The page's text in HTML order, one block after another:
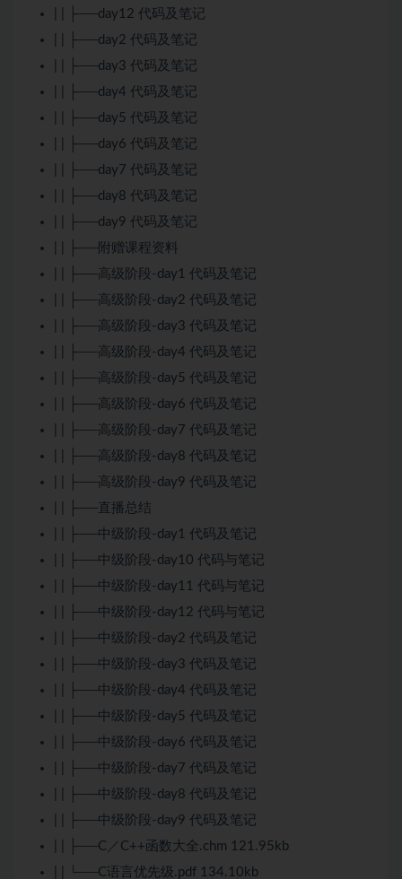
| | ├──day12 代码及笔记
| | ├──day2 代码及笔记
| | ├──day3 代码及笔记
| | ├──day4 代码及笔记
| | ├──day5 代码及笔记
| | ├──day6 代码及笔记
| | ├──day7 代码及笔记
| | ├──day8 代码及笔记
| | ├──day9 代码及笔记
| | ├──附赠课程资料
| | ├──高级阶段-day1 代码及笔记
| | ├──高级阶段-day2 代码及笔记
| | ├──高级阶段-day3 代码及笔记
| | ├──高级阶段-day4 代码及笔记
| | ├──高级阶段-day5 代码及笔记
| | ├──高级阶段-day6 代码及笔记
| | ├──高级阶段-day7 代码及笔记
| | ├──高级阶段-day8 代码及笔记
| | ├──高级阶段-day9 代码及笔记
| | ├──直播总结
| | ├──中级阶段-day1 代码及笔记
| | ├──中级阶段-day10 代码与笔记
| | ├──中级阶段-day11 代码与笔记
| | ├──中级阶段-day12 代码与笔记
| | ├──中级阶段-day2 代码及笔记
| | ├──中级阶段-day3 代码及笔记
| | ├──中级阶段-day4 代码及笔记
| | ├──中级阶段-day5 代码及笔记
| | ├──中级阶段-day6 代码及笔记
| | ├──中级阶段-day7 代码及笔记
| | ├──中级阶段-day8 代码及笔记
| | ├──中级阶段-day9 代码及笔记
| | ├──C／ C++函数大全.chm 121.95kb
| | └──C语言 优先级.pdf 134.10kb